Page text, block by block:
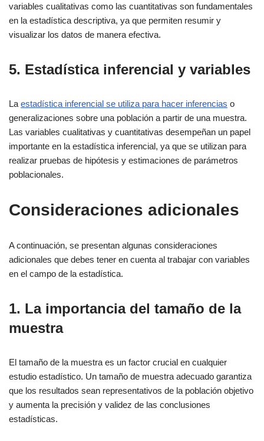
variables cualitativas como las cuantitativas son fundamentales
en la estadística descriptiva, ya que permiten resumir y
visualizar los datos de manera efectiva.
5. Estadística inferencial y variables
La estadística inferencial se utiliza para hacer inferencias o
generalizaciones sobre una población a partir de una muestra.
Las variables cualitativas y cuantitativas desempeñan un papel
importante en la estadística inferencial, ya que se utilizan para
realizar pruebas de hipótesis y estimaciones de parámetros
poblacionales.
Consideraciones adicionales
A continuación, se presentan algunas consideraciones
adicionales que debes tener en cuenta al trabajar con variables
en el campo de la estadística.
1. La importancia del tamaño de la
muestra
El tamaño de la muestra es un factor crucial en cualquier
estudio estadístico. Un tamaño de muestra adecuado garantiza
que los resultados sean representativos de la población objetivo
y aumenta la precisión y validez de las conclusiones
estadísticas.